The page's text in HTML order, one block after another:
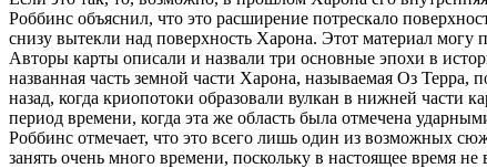
Роббинс объяснил, что это расширение потрескало
снизу вытекли над поверхность Харона. Этот материал
Авторы карты описали и назвали три основные эпохи в
названная часть земной части Харона, называемая Оз
назад, когда криопотоки образовали вулкан в нижней части
период времени, когда эта же область была отмечена
Роббинс отмечает, что это всего лишь один из возможных
занять очень много времени, поскольку в настоящее время